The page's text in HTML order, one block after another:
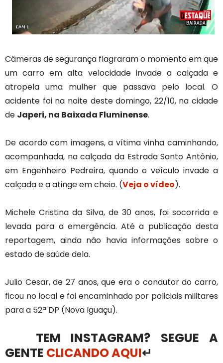
Câmeras de segurança flagraram o momento em que
um carro em alta velocidade invade a calçada e
atropela uma mulher que passava pelo local. O
acidente foi na noite deste domingo, 22/10, na cidade
de Japeri, na Baixada Fluminense.
De acordo com imagens, a vítima vinha caminhando,
acompanhada, na calçada da Estrada Santo Antônio,
em Engenheiro Pedreira, quando o veículo invade a
calçada e a atinge em cheio. (Veja o vídeo).
Michele Cristina da Silva, de 30 anos, foi socorrida e
levada para a emergência. Até a publicação desta
reportagem, ainda não havia informações sobre o
estado de saúde dela.
Julio Cesar, de 27 anos, que era o condutor do carro,
ficou no local e foi encaminhado por policiais militares
para a 52ª DP (Nova Iguaçu).
TEM INSTAGRAM? SEGUE A
GENTE CLICANDO AQUI↵